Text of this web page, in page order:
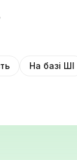
На базі ШІ